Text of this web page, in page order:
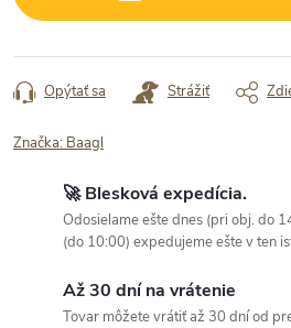
Opýtať sa Strážiť
Značka: Baagl
🚀 Blesková expedícia.
Odosielame ešte dnes (pri obj. do
(do 10:00) expedujeme ešte v ten
Až 30 dní na vrátenie
Tovar môžete vrátiť až 30 dní od